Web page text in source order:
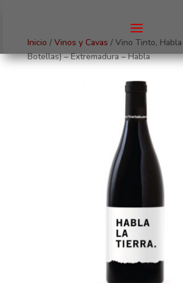
Inicio / Vinos y Cavas / Vino Tinto,
Botellas) – Extremadura – Habla